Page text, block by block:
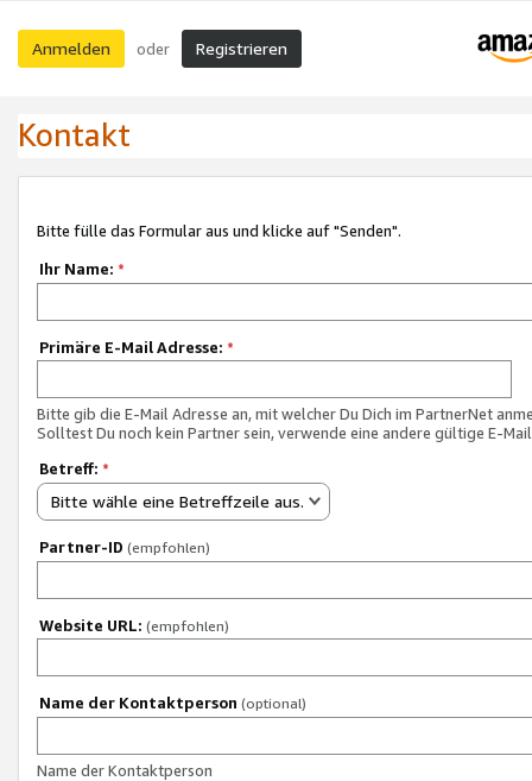
Anmelden oder Registrieren
Kontakt
Bitte fülle das Formular aus und klicke auf "Senden".
Ihr Name: *
Primäre E-Mail Adresse: *
Bitte gib die E-Mail Adresse an, mit welcher Du Dich im PartnerNet
Solltest Du noch kein Partner sein, verwende eine andere gültige E-
Betreff: *
Bitte wähle eine Betreffzeile aus.
Partner-ID (empfohlen)
Website URL: (empfohlen)
Name der Kontaktperson (optional)
Name der Kontaktperson